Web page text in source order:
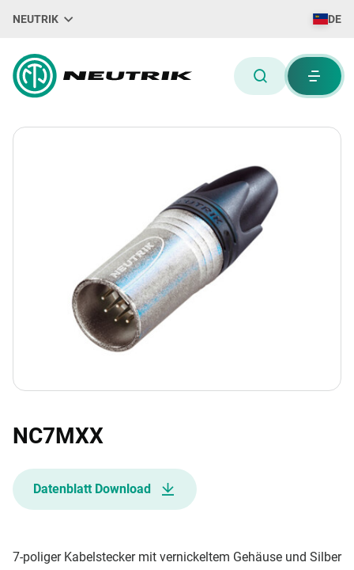
NEUTRIK DE
NC7MXX
Datenblatt Download
7-poliger Kabelstecker mit vernickeltem Gehäuse und Silber